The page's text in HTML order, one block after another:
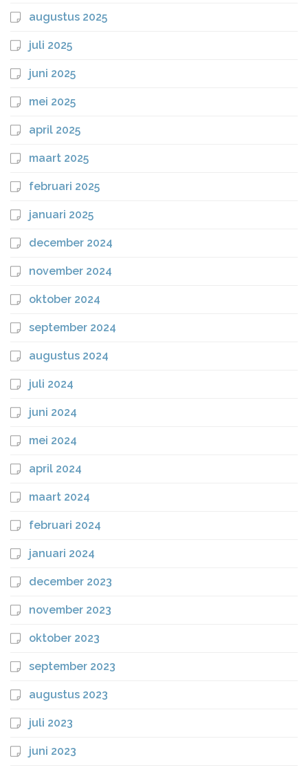
augustus 2025
juli 2025
juni 2025
mei 2025
april 2025
maart 2025
februari 2025
januari 2025
december 2024
november 2024
oktober 2024
september 2024
augustus 2024
juli 2024
juni 2024
mei 2024
april 2024
maart 2024
februari 2024
januari 2024
december 2023
november 2023
oktober 2023
september 2023
augustus 2023
juli 2023
juni 2023